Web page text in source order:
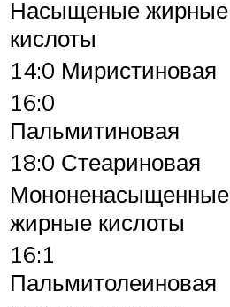
Насыщеные жирные
кислоты
14:0 Миристиновая
16:0
Пальмитиновая
18:0 Стеариновая
Мононенасыщенные
жирные кислоты
16:1
Пальмитолеиновая